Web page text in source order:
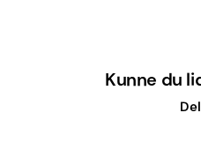
Kunne du
Del